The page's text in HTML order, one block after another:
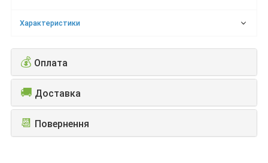
Характеристики
💰 Оплата
🚚 Доставка
📆 Повернення